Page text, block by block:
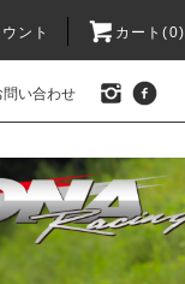
ント カート(0)
問い合わせ